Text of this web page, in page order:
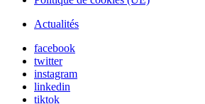
Actualités
facebook
twitter
instagram
linkedin
tiktok